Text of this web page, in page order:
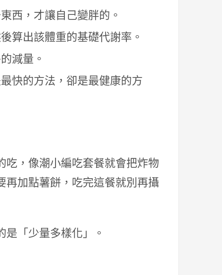
西，才讓自己變胖的。
算出該體重的基礎代謝率。
減量。
快的方法，卻是最健康的方
吃，像潮小編吃套餐就會把炸物
再加點薯餅，吃完這餐就別再攝
「少量多樣化」。